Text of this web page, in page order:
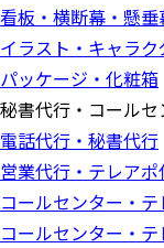
看板・横断幕・懸垂
イラスト・キャラ
パッケージ・化粧箱
秘書代行・コール
電話代行・秘書代行
営業代行・テレアポ
コールセンター・テ
コールセンター・テ